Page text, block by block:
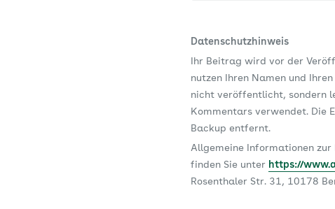
Datenschutzhinweis
Ihr Beitrag wird vor der
nutzen Ihren Namen und
nicht veröffentlicht, sondern
Kommentars verwendet. Die
Backup entfernt.
Allgemeine Informationen
finden Sie unter https://
Rosenthaler Str. 31, 10178